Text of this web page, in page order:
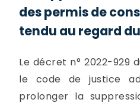
des permis de
tendu au regard
Le décret n° 2022-929
le code de justice
prolonger la